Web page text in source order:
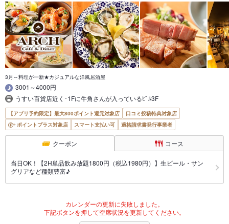
3月～料理が一新★カジュアルな洋風居酒屋
3001～4000円
うすい百貨店近く･1Fに牛角さんが入っているﾋﾞﾙ3F
【アプリ予約限定】最大800ポイント還元対象店
口コミ投稿特典対象店
ポイントプラス対象店
スマート支払い可 適格請求書発行事業者
クーポン コース
当日OK！【2H単品飲み放題1800円（税込1980円）】生ビール・サン
グリアなど種類豊富♪
カレンダーの更新に失敗しました。
下記ボタンを押して空席状況を更新してください。